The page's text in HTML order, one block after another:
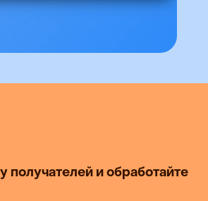
получателей и обработайте